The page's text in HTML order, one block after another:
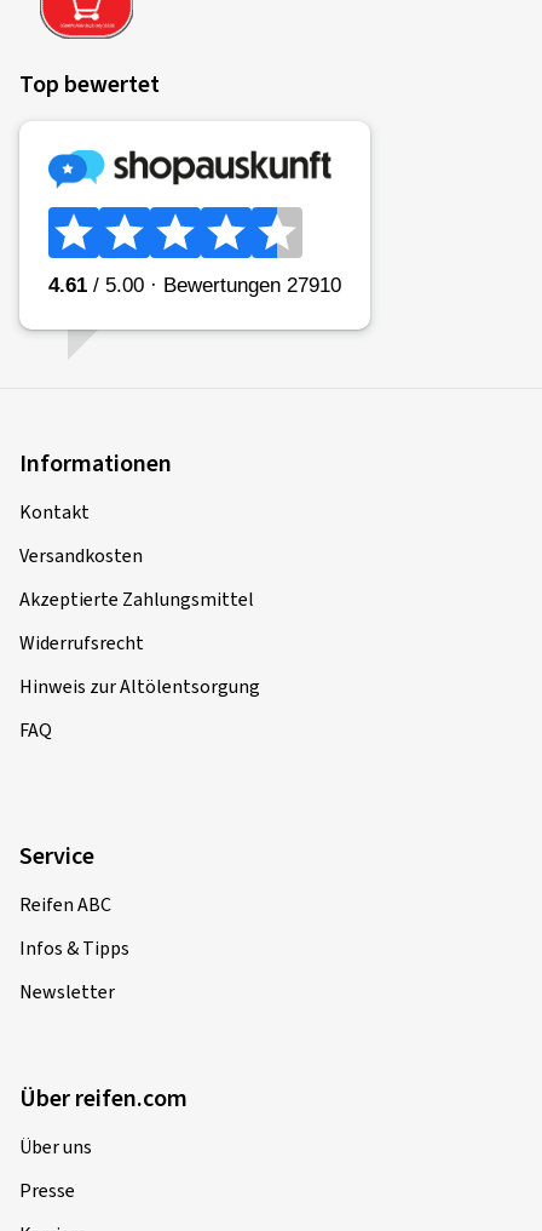
Top bewertet
Informationen
Kontakt
Versandkosten
Akzeptierte Zahlungsmittel
Widerrufsrecht
Hinweis zur Altölentsorgung
FAQ
Service
Reifen ABC
Infos & Tipps
Newsletter
Über reifen.com
Über uns
Presse